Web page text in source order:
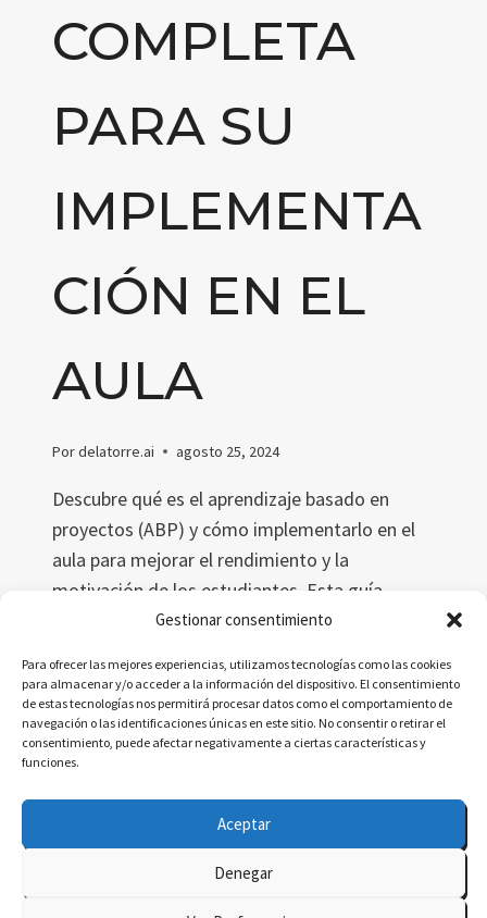
Gestionar consentimiento
Para ofrecer las mejores experiencias, utilizamos tecnologías como las cookies
para almacenar y/o acceder a la información del dispositivo. El consentimiento
de estas tecnologías nos permitirá procesar datos como el comportamiento de
navegación o las identificaciones únicas en este sitio. No consentir o retirar el
consentimiento, puede afectar negativamente a ciertas características y
funciones.
Aceptar
Denegar
COMPLETA
PARA SU
IMPLEMENTA
CIÓN EN EL
AULA
Pordelatorre.ai agosto 25, 2024
Descubre qué es el aprendizaje basado en
proyectos (ABP) y cómo implementarlo en el
aula para mejorar el rendimiento y la
motivación de los estudiantes. Esta guía
completa explora sus beneficios, ofrece
efectivas para superar los desafíos en su
aplicación educativa.
LEER MÁS
PROYECTOS: